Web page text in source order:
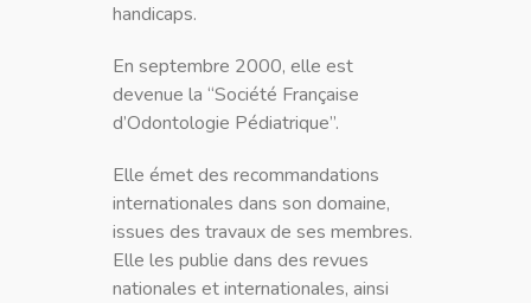
handicaps.
En septembre 2000, elle est
devenue la “Société Française
d’Odontologie Pédiatrique”.
Elle émet des recommandations
internationales dans son domaine,
issues des travaux de ses membres.
Elle les publie dans des revues
nationales et internationales, ainsi